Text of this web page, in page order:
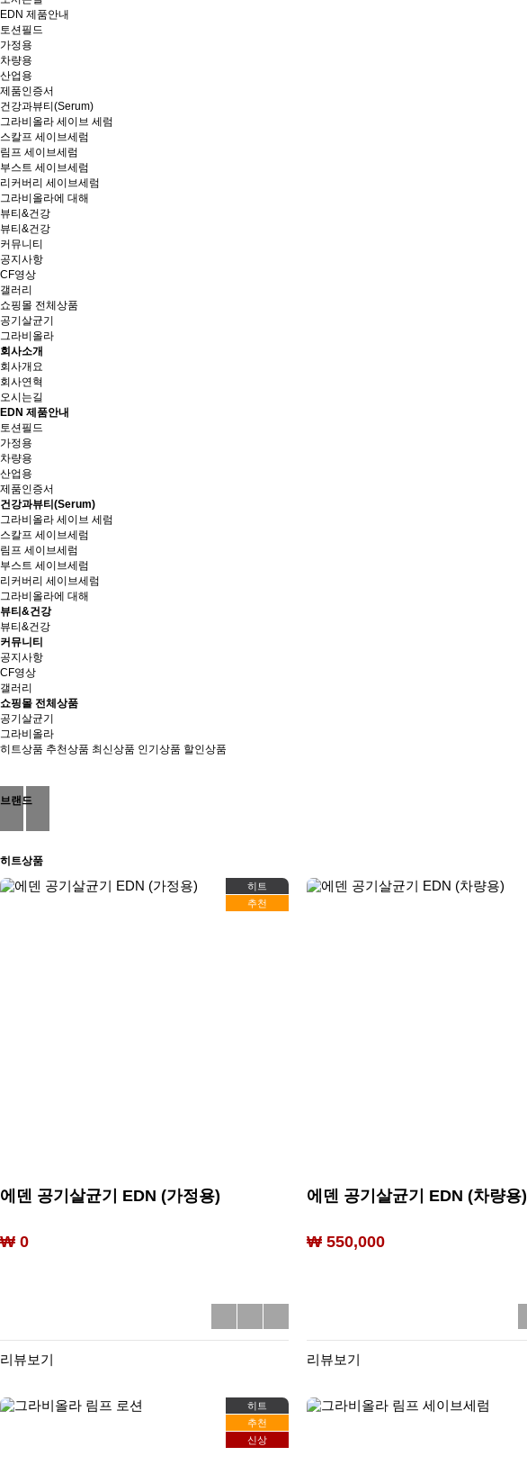
EDN 제품안내
토션필드
가정용
차량용
산업용
제품인증서
건강과뷰티(Serum)
그라비올라 세이브 세럼
스칼프 세이브세럼
림프 세이브세럼
부스트 세이브세럼
리커버리 세이브세럼
그라비올라에 대해
뷰티&건강
뷰티&건강
커뮤니티
공지사항
CF영상
갤러리
쇼핑몰 전체상품
공기살균기
그라비올라
회사소개
회사개요
회사연혁
오시는길
EDN 제품안내
토션필드
가정용
차량용
산업용
제품인증서
건강과뷰티(Serum)
그라비올라 세이브 세럼
스칼프 세이브세럼
림프 세이브세럼
부스트 세이브세럼
리커버리 세이브세럼
그라비올라에 대해
뷰티&건강
뷰티&건강
커뮤니티
공지사항
CF영상
갤러리
쇼핑몰 전체상품
공기살균기
그라비올라
히트상품 추천상품 최신상품 인기상품 할인상품
브랜드
히트상품
히트
추천
에덴 공기살균기 EDN (가정용)
₩ 0
리뷰보기
에덴 공기살균기 EDN (차량용)
₩ 550,000
리뷰보기
히트
추천
신상